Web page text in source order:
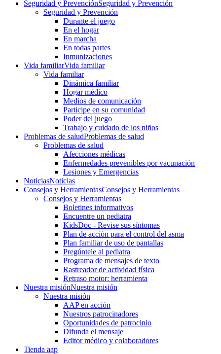
Seguridad y PrevenciónSeguridad y Prevención
Seguridad y Prevención
Durante el juego
En el hogar
En marcha
En todas partes
Inmunizaciones
Vida familiarVida familiar
Vida familiar
Dinámica familiar
Hogar médico
Medios de comunicación
Participe en su comunidad
Poder del juego
Trabajo y cuidado de los niños
Problemas de saludProblemas de salud
Problemas de salud
Afecciones médicas
Enfermedades prevenibles por vacunación
Lesiones y Emergencias
NoticiasNoticias
Consejos y HerramientasConsejos y Herramientas
Consejos y Herramientas
Boletines informativos
Encuentre un pediatra
KidsDoc - Revise sus síntomas
Plan de acción para el control del asma
Plan familiar de uso de pantallas
Pregúntele al pediatra
Programa de mensajes de texto
Rastre​​ador de activida​d física
Retraso motor: herramienta
Nuestra misiónNuestra misión
Nuestra misión
AAP en acción
Nuestros patrocinadores
Oportunidades de patrocinio
Difunda el mensaje
Editor médico y colaboradores
Tienda aap